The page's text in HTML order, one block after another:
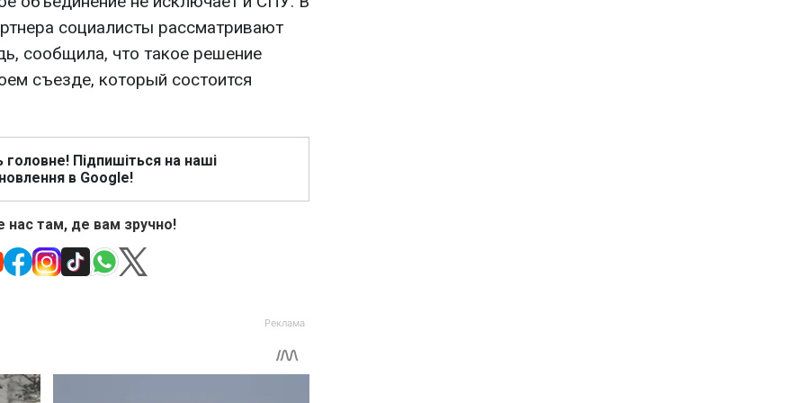
социалисты рассматривают
сообщила, что такое решение
съезде, который состоится
головне! Підпишіться на наші
в Google!
нас там, де вам зручно!